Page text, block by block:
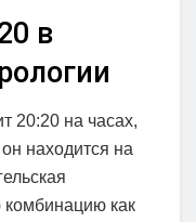
в
20:20 на часах,
находится на
комбинацию как